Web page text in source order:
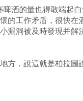
酒的量也得敢端起白
的工作矛盾，很快在
漏洞被及時發現并解
方，說這就是柏拉圖